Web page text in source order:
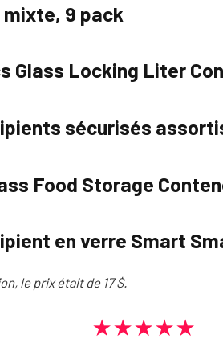
9 pack
Glass Locking Liter
sécurisés
Food Storage
en verre Smart
le prix était de 17 $.
★★★★★